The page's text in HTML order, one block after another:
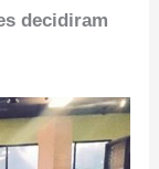
decidiram